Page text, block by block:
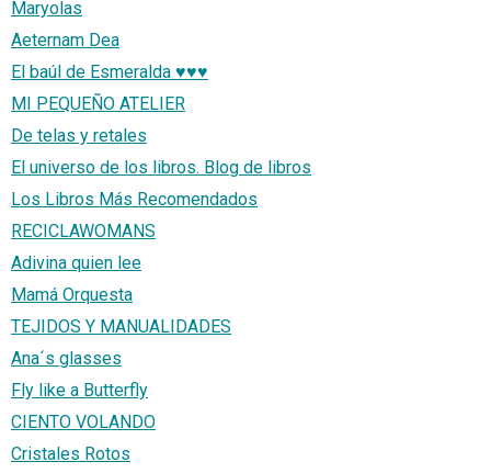
Maryolas
Aeternam Dea
El baúl de Esmeralda ♥♥♥
MI PEQUEÑO ATELIER
De telas y retales
El universo de los libros. Blog de libros
Los Libros Más Recomendados
RECICLAWOMANS
Adivina quien lee
Mamá Orquesta
TEJIDOS Y MANUALIDADES
Ana´s glasses
Fly like a Butterfly
CIENTO VOLANDO
Cristales Rotos